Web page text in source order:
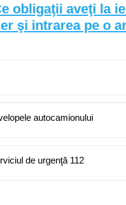
obligaţii aveţi la
şi intrarea pe o
autocamionului
de urgenţă 112